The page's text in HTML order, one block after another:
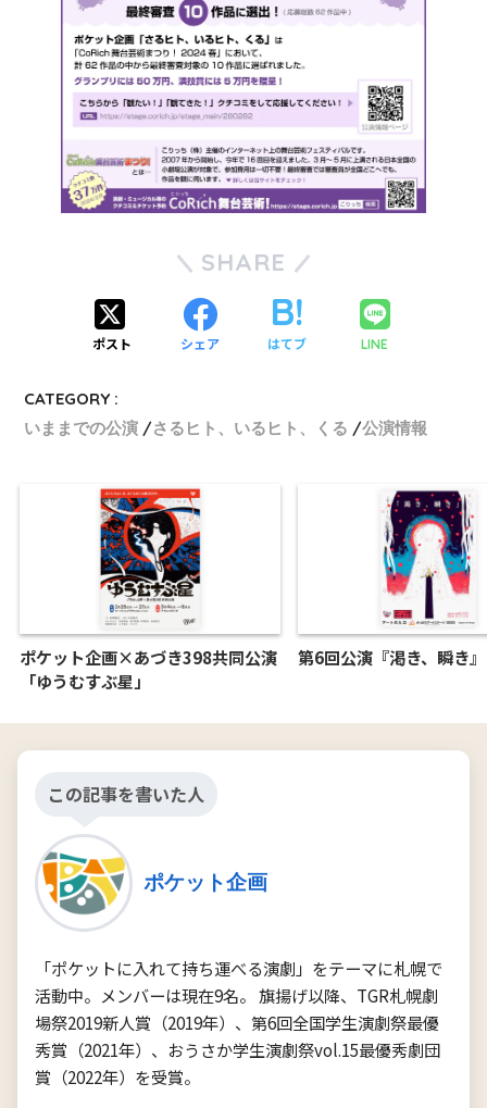
SHARE
ポスト シェア はてブ LINE
CATEGORY :
いままでの公演
さるヒト、いるヒト、くる 公演情報
ポケット企画×あづき398共同公演
「ゆうむすぶ星」
第6回公演『渇き、瞬き
この記事を書いた人
ポケット企画
「ポケットに入れて持ち運べる演劇」をテーマに札幌で
活動中。メンバーは現在9名。 旗揚げ以降、TGR札幌劇
場祭2019新人賞（2019年）、第6回全国学生演劇祭最優
秀賞（2021年）、おうさか学生演劇祭vol.15最優秀劇団
賞（2022年）を受賞。